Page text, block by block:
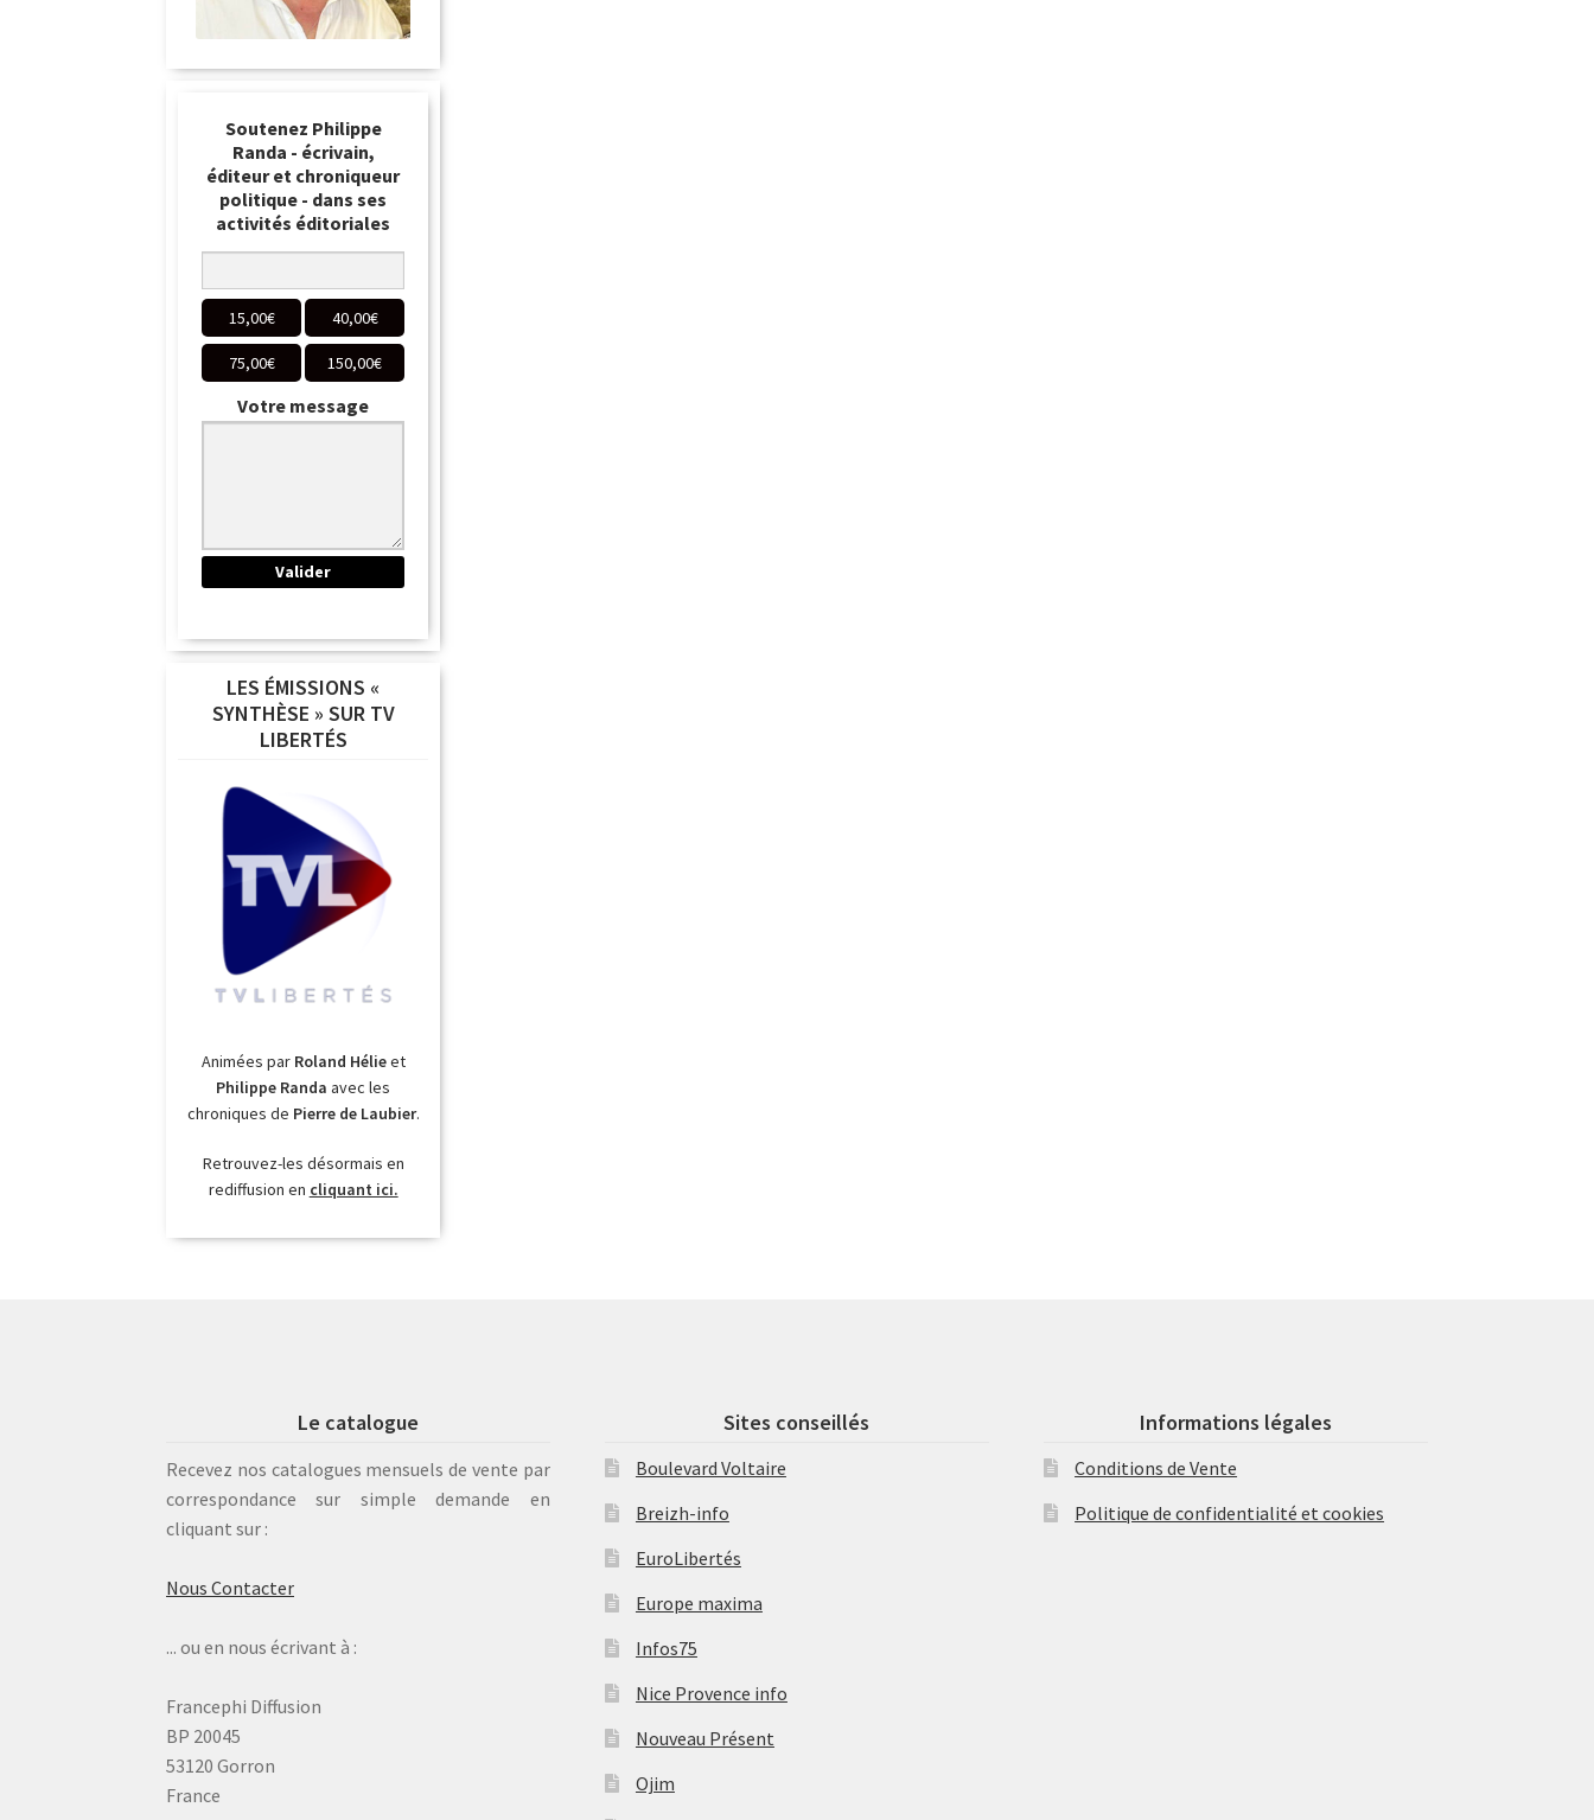
Soutenez Philippe
Randa - écrivain,
éditeur et chroniqueur
politique - dans ses
activités éditoriales
15,00€ 40,00€
75,00€ 150,00€
Votre message
LES ÉMISSIONS «
SYNTHÈSE » SUR TV
LIBERTÉS
Animées par Roland Hélieet
Philippe Randa avec les
chroniques de Pierre de Laubier.
Retrouvez-les désormais en
rediffusion en cliquant ici.
Le catalogue
Recevez nos catalogues mensuels de vente par
correspondance sur simple demande en
cliquant sur :
Nous Contacter
... ou en nous écrivant à :
Francephi Diffusion
BP 20045
53120 Gorron
France
Sites conseillés
Boulevard Voltaire
Breizh-info
EuroLibertés
Europe maxima
Infos75
Nice Provence info
Nouveau Présent
Ojim
Informations légales
Conditions de Vente
Politique de confidentialité et cookies